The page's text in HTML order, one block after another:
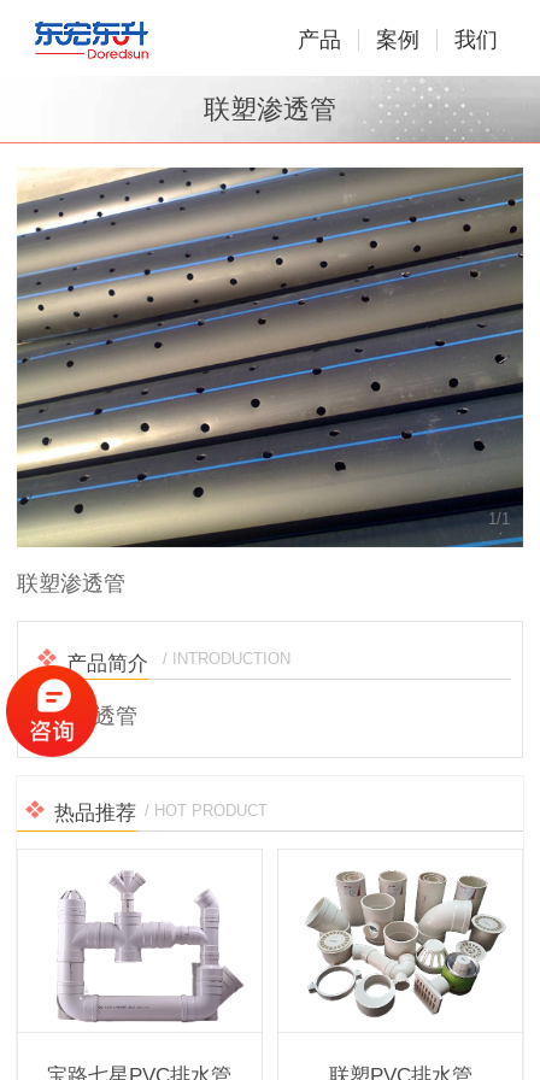
产品 案例 我们
联塑渗透管
1/1
联塑渗透管
产品简介 / INTRODUCTION
联塑渗透管
热品推荐 / HOT PRODUCT